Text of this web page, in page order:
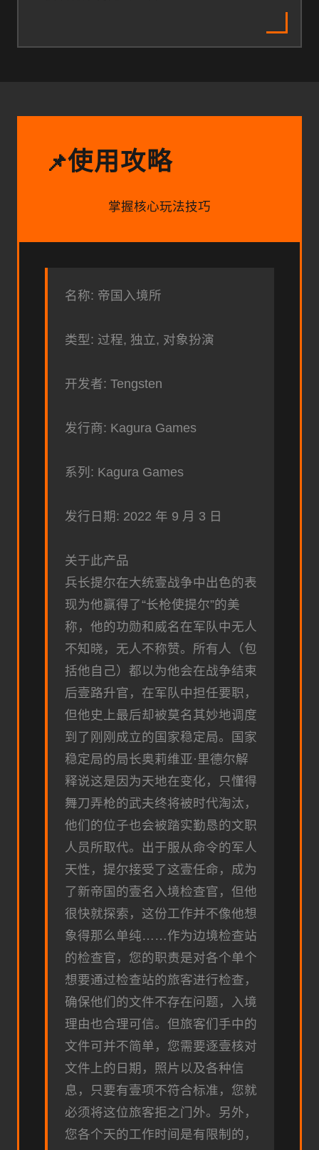
📌使用攻略
掌握核心玩法技巧
名称: 帝国入境所
类型: 过程, 独立, 对象扮演
开发者: Tengsten
发行商: Kagura Games
系列: Kagura Games
发行日期: 2022 年 9 月 3 日
关于此产品
兵长提尔在大统壹战争中出色的表
现为他赢得了“长枪使提尔”的美
称，他的功勋和威名在军队中无人
不知晓，无人不称赞。所有人（包
括他自己）都以为他会在战争结束
后壹路升官，在军队中担任要职，
但他史上最后却被莫名其妙地调度
到了刚刚成立的国家稳定局。国家
稳定局的局长奥莉维亚·里德尔解
释说这是因为天地在变化，只懂得
舞刀弄枪的武夫终将被时代淘汰，
他们的位子也会被踏实勤恳的文职
人员所取代。出于服从命令的军人
天性，提尔接受了这壹任命，成为
了新帝国的壹名入境检查官，但他
很快就探索，这份工作并不像他想
象得那么单纯……作为边境检查站
的检查官，您的职责是对各个单个
想要通过检查站的旅客进行检查，
确保他们的文件不存在问题，入境
理由也合理可信。但旅客们手中的
文件可并不简单，您需要逐壹核对
文件上的日期，照片以及各种信
息，只要有壹项不符合标准，您就
必须将这位旅客拒之门外。另外，
您各个天的工作时间是有限制的，